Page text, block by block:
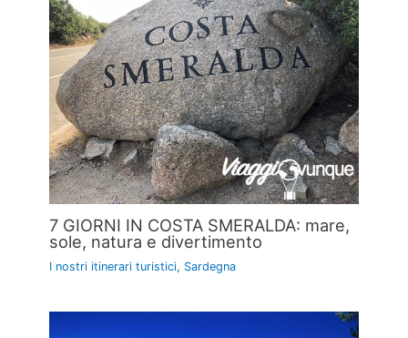
7 GIORNI IN COSTA SMERALDA: mare,
sole, natura e divertimento
I nostri itinerari turistici, Sardegna